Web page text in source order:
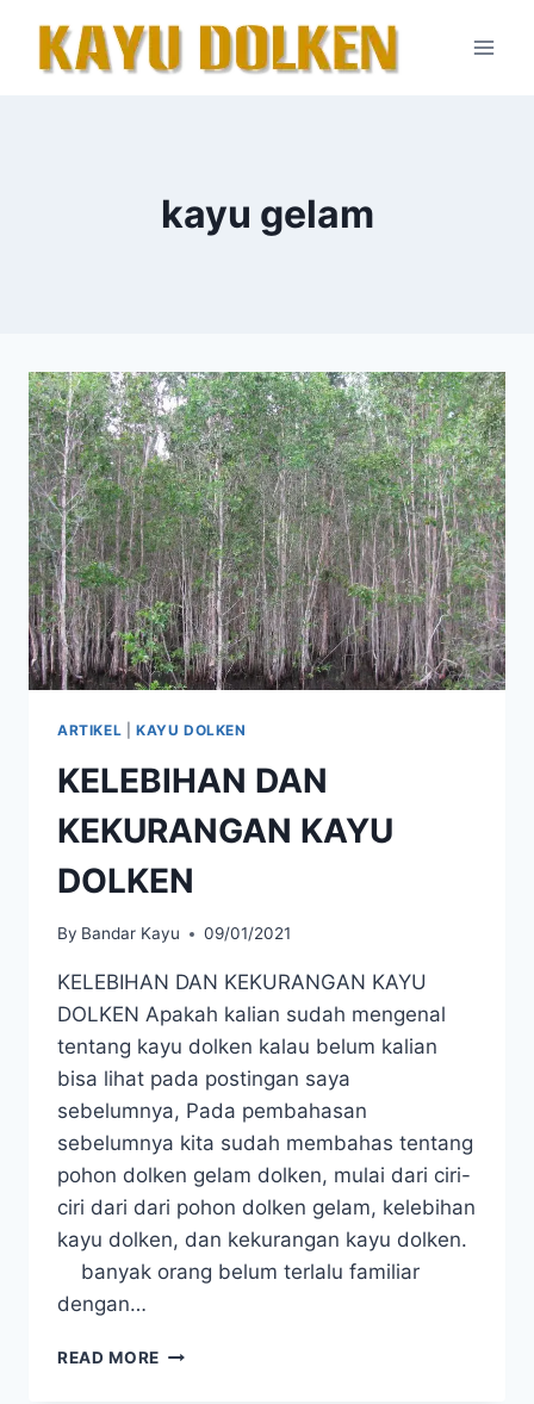
content
kayu gelam
ARTIKEL KAYU DOLKEN
KELEBIHAN DAN
KEKURANGAN KAYU
DOLKEN
By Bandar Kayu 09/01/2021
KELEBIHAN DAN KEKURANGAN KAYU
DOLKEN Apakah kalian sudah mengenal
tentang kayu dolken kalau belum kalian
bisa lihat pada postingan saya
sebelumnya, Pada pembahasan
sebelumnya kita sudah membahas tentang
pohon dolken gelam dolken, mulai dari ciri-
ciri dari dari pohon dolken gelam, kelebihan
kayu dolken, dan kekurangan kayu dolken.
banyak orang belum terlalu familiar
dengan…
READ MORE KELEBIHAN